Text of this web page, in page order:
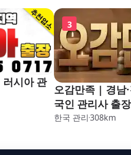
시아 관
3
오감만족 | 경남
국인 관리사 출
한국 관리308km